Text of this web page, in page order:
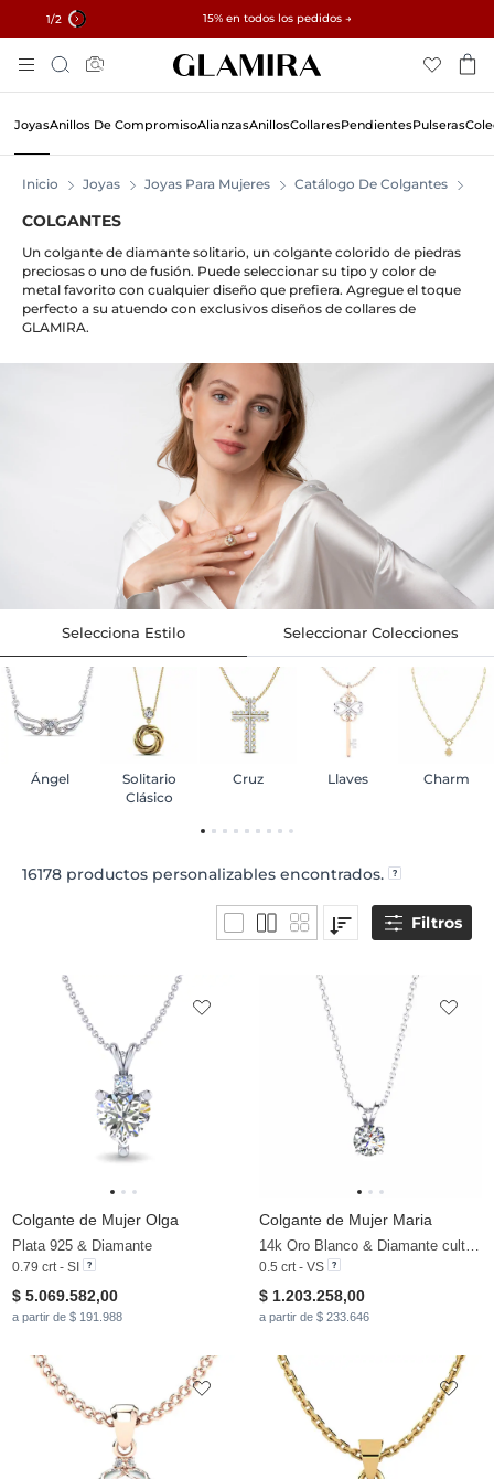
1/2 15% en todos los pedidos →
✓ Devoluciones en 60 días ✓ Redimensionamiento gratuito
Al
Contenido
Búsqueda
JoyasAnillos De CompromisoAlianzasAnillosCollaresPendientesPulseras
Inicio Joyas Joyas Para Mujeres Catálogo De Colgantes
COLGANTES
Un colgante de diamante solitario, un colgante colorido de piedras
preciosas o uno de fusión. Puede seleccionar su tipo y color de
metal favorito con cualquier diseño que prefiera. Agregue el toque
perfecto a su atuendo con exclusivos diseños de collares de
GLAMIRA.
Selecciona Estilo
Ángel
Solitario
Clásico
Cruz Llaves Charm
Seleccionar Colecciones
16178 productos personalizables encontrados.
Filtros
Colgante de Mujer Olga
Plata 925 & Diamante
0.79 crt - SI
$ 5.069.582,00
a partir de $ 191.988
Colgante de Mujer Maria
14k Oro Blanco & Diamante cultivado en laboratorio
0.5 crt - VS
$ 1.203.258,00
a partir de $ 233.646